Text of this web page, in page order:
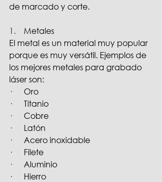
de marcado y corte.
1. Metales
El metal es un material muy popular
porque es muy versátil. Ejemplos de
los mejores metales para grabado
láser son:
· Oro
· Titanio
· Cobre
· Latón
· Acero inoxidable
· Filete
· Aluminio
· Hierro